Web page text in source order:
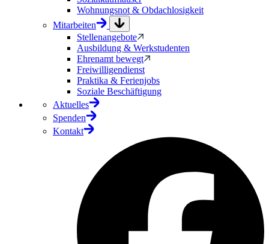
Wohnungsnot & Obdachlosigkeit
Mitarbeiten
Stellenangebote
Ausbildung & Werkstudenten
Ehrenamt bewegt
Freiwilligendienst
Praktika & Ferienjobs
Soziale Beschäftigung
Aktuelles
Spenden
Kontakt